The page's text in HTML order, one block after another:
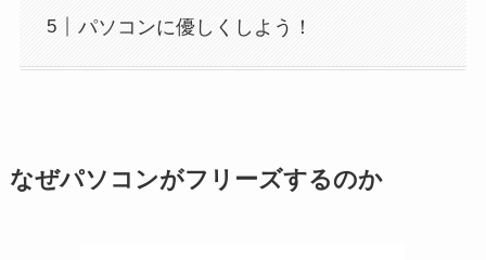
パソコンに優しくしよう！
なぜパソコンがフリーズするのか